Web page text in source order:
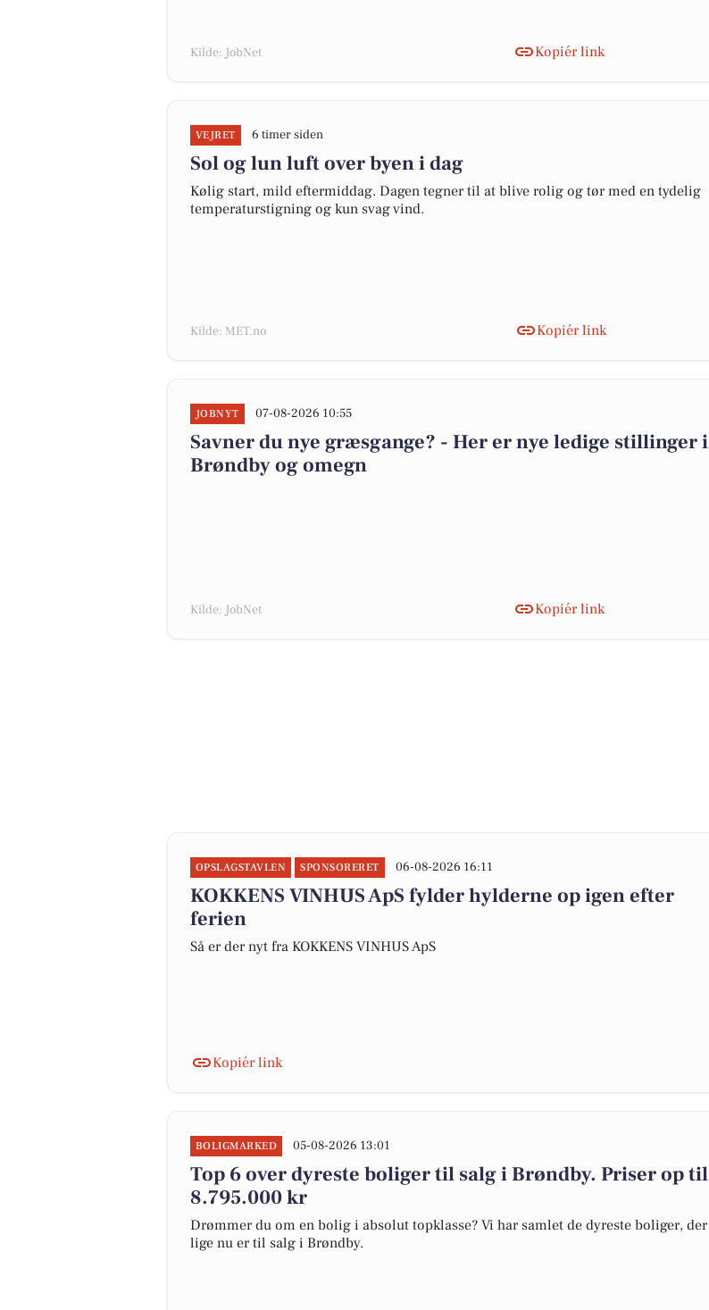
Kilde: JobNet Kopiér link
VEJRET 6 timer siden
Sol og lun luft over byen i dag
Kølig start, mild eftermiddag. Dagen tegner til at blive rolig og tør med en tydelig
temperaturstigning og kun svag vind.
Kilde: MET.no Kopiér link
JOBNYT 07-08-2026 10:55
Savner du nye græsgange? - Her er nye ledige stillinger i
Brøndby og omegn
Kilde: JobNet Kopiér link
OPSLAGSTAVLEN SPONSORERET 06-08-2026 16:11
KOKKENS VINHUS ApS fylder hylderne op igen efter
ferien
Så er der nyt fra KOKKENS VINHUS ApS
Kopiér link
BOLIGMARKED 05-08-2026 13:01
Top 6 over dyreste boliger til salg i Brøndby. Priser op til
8.795.000 kr
Drømmer du om en bolig i absolut topklasse? Vi har samlet de dyreste boliger, der
lige nu er til salg i Brøndby.